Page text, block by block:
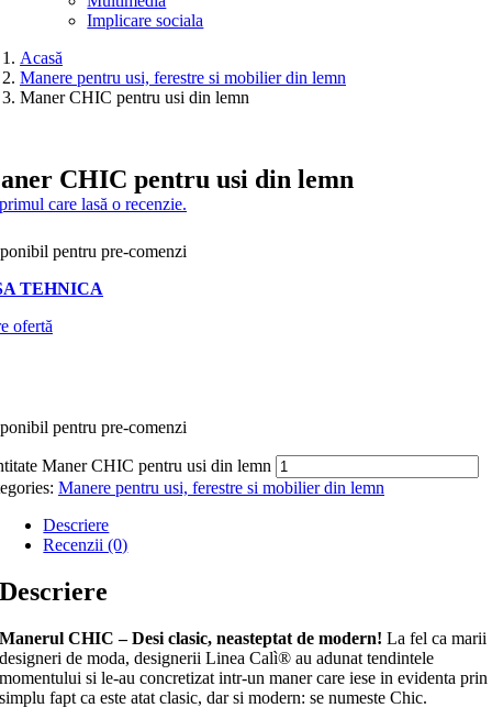
Implicare sociala
Acasă
Manere pentru usi, ferestre si mobilier din lemn
Maner CHIC pentru usi din lemn
CHIC pentru usi din lemn
care lasă o recenzie.
pentru pre-comenzi
TEHNICA
ofertă
pentru pre-comenzi
Maner CHIC pentru usi din lemn
Manere pentru usi, ferestre si mobilier din lemn
Descriere
Recenzii (0)
Descriere
Manerul CHIC – Desi clasic, neasteptat de modern! La fel ca marii
designeri de moda, designerii Linea Calì® au adunat tendintele
momentului si le-au concretizat intr-un maner care iese in evidenta prin
simplu fapt ca este atat clasic, dar si modern: se numeste Chic.